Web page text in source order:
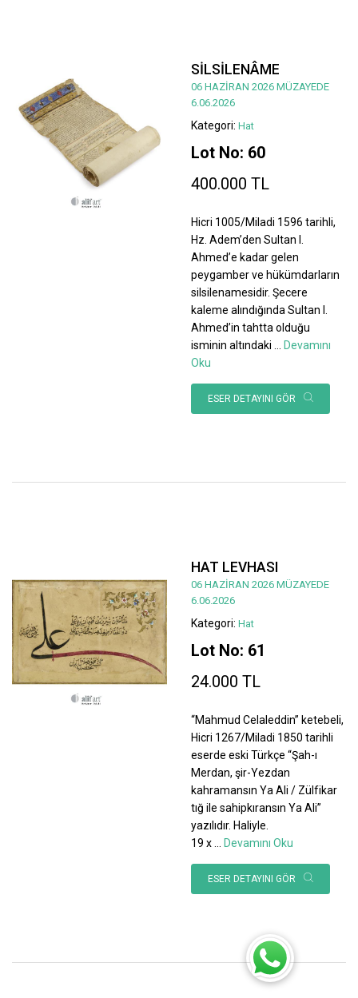
SİLSİLENÂME
06 HAZİRAN 2026 MÜZAYEDE
6.06.2026
Kategori: Hat
Lot No: 60
400.000 TL
Hicri 1005/Miladi 1596 tarihli,
Hz. Adem’den Sultan I.
Ahmed’e kadar gelen
peygamber ve hükümdarların
silsilenamesidir. Şecere
kaleme alındığında Sultan I.
Ahmed’in tahtta olduğu
isminin altındaki
Devamını
Oku
ESER DETAYINI GÖR
HAT LEVHASI
06 HAZİRAN 2026 MÜZAYEDE
6.06.2026
Kategori: Hat
Lot No: 61
24.000 TL
“Mahmud Celaleddin” ketebeli,
Hicri 1267/Miladi 1850 tarihli
eserde eski Türkçe “Şah-ı
Merdan, şir-Yezdan
kahramansın Ya Ali / Zülfikar
tığ ile sahipkıransın Ya Ali”
yazılıdır. Haliyle.
19 x
Devamını Oku
ESER DETAYINI GÖR